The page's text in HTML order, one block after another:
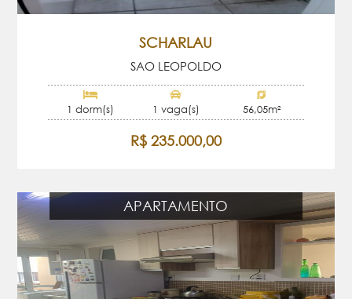
SCHARLAU
SAO LEOPOLDO
1 dorm(s) 1 vaga(s) 56,05m²
R$ 235.000,00
APARTAMENTO